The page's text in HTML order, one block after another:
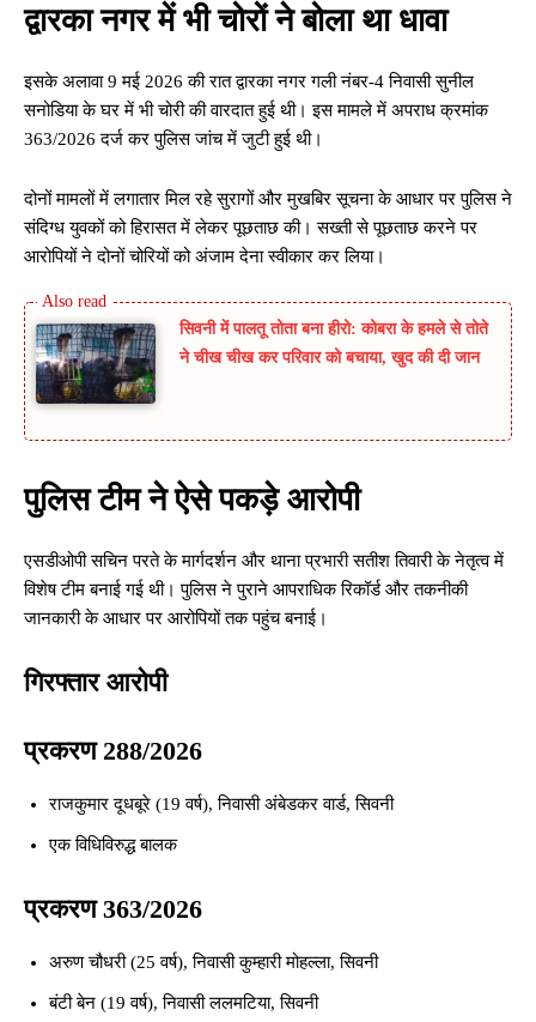
द्वारका नगर में भी चोरों ने बोला था धावा
इसके अलावा 9 मई 2026 की रात द्वारका नगर गली नंबर-4 निवासी सुनील
सनोडिया के घर में भी चोरी की वारदात हुई थी। इस मामले में अपराध क्रमांक
363/2026 दर्ज कर पुलिस जांच में जुटी हुई थी।
दोनों मामलों में लगातार मिल रहे सुरागों और मुखबिर सूचना के आधार पर पुलिस ने
संदिग्ध युवकों को हिरासत में लेकर पूछताछ की। सख्ती से पूछताछ करने पर
आरोपियों ने दोनों चोरियों को अंजाम देना स्वीकार कर लिया।
सिवनी में पालतू तोता बना हीरो: कोबरा के हमले से तोते
ने चीख चीख कर परिवार को बचाया, खुद की दी जान
पुलिस टीम ने ऐसे पकड़े आरोपी
एसडीओपी सचिन परते के मार्गदर्शन और थाना प्रभारी सतीश तिवारी के नेतृत्व में
विशेष टीम बनाई गई थी। पुलिस ने पुराने आपराधिक रिकॉर्ड और तकनीकी
जानकारी के आधार पर आरोपियों तक पहुंच बनाई।
गिरफ्तार आरोपी
प्रकरण 288/2026
राजकुमार दूधबूरे (19 वर्ष), निवासी अंबेडकर वार्ड, सिवनी
एक विधिविरुद्ध बालक
प्रकरण 363/2026
अरुण चौधरी (25 वर्ष), निवासी कुम्हारी मोहल्ला, सिवनी
बंटी बेन (19 वर्ष), निवासी ललमटिया, सिवनी